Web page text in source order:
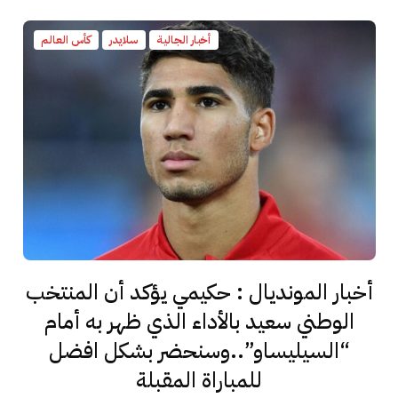
أخبار الجالية سلايدر كأس العالم
أخبار المونديال : حكيمي يؤكد أن المنتخب
الوطني سعيد بالأداء الذي ظهر به أمام
“السيليساو”..وسنحضر بشكل افضل
للمباراة المقبلة